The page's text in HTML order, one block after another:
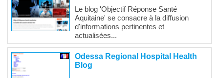
Le blog 'Objectif Réponse Santé
Aquitaine' se consacre à la diffusion
d'informations pertinentes et
actualisées...
Odessa Regional Hospital Health
Blog